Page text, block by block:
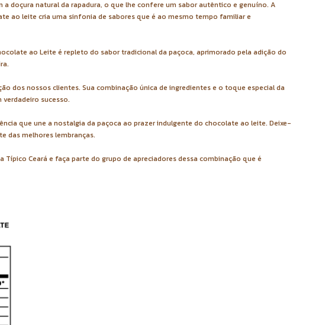
doçura natural da rapadura, o que lhe confere um sabor autêntico e genuíno. A
ao leite cria uma sinfonia de sabores que é ao mesmo tempo familiar e
ao Leite é repleto do sabor tradicional da paçoca, aprimorado pela adição do
dos nossos clientes. Sua combinação única de ingredientes e o toque especial da
sucesso.
que une a nostalgia da paçoca ao prazer indulgente do chocolate ao leite. Deixe-
das melhores lembranças.
Ceará e faça parte do grupo de apreciadores dessa combinação que é